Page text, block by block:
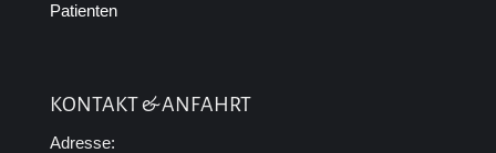
Patienten
KONTAKT & ANFAHRT
Adresse: